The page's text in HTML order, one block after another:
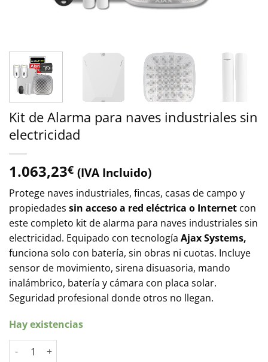
Kit de Alarma para naves industriales sin
electricidad
1.063,23€ (IVA Incluido)
Protege naves industriales, fincas, casas de campo y
propiedades sin acceso a red eléctrica o Internet con
este completo kit de alarma para naves industriales sin
electricidad. Equipado con tecnología Ajax Systems,
funciona solo con batería, sin obras ni cuotas. Incluye
sensor de movimiento, sirena disuasoria, mando
inalámbrico, batería y cámara con placa solar.
Seguridad profesional donde otros no llegan.
Hay existencias
Kit de Alarma para naves industriales sin electricidad cantidad